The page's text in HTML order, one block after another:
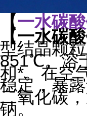
【一水碳
【一水碳
型结晶颗
851℃。溶
和*。在空
稳定，暴
二氧化碳
钠。